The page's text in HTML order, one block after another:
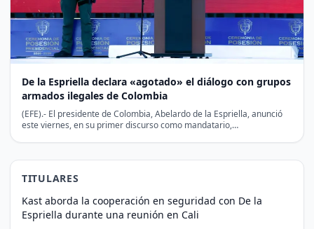
De la Espriella declara «agotado» el diálogo con grupos
armados ilegales de Colombia
(EFE).- El presidente de Colombia, Abelardo de la Espriella, anunció
este viernes, en su primer discurso como mandatario,…
TITULARES
Kast aborda la cooperación en seguridad con De la
Espriella durante una reunión en Cali